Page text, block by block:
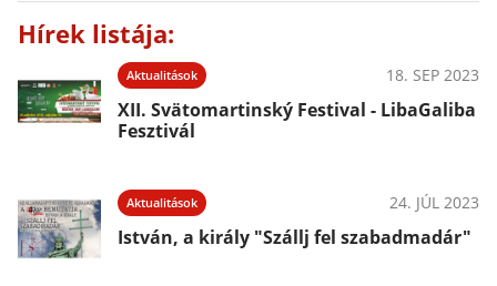
Hírek listája:
Aktualitások 18. SEP 2023
XII. Svätomartinský Festival - LibaGaliba
Fesztivál
Aktualitások 24. JÚL 2023
István, a király "Szállj fel szabadmadár"